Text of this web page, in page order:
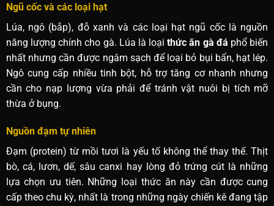
Ngũ cốc và các loại hạt
Lúa, ngô (bắp), đỗ xanh và các loại hạt ngũ cốc là nguồn
năng lượng chính cho gà. Lúa là loạithức ăn gà đá phổ biến
nhất nhưng cần được ngâm sạch để loại bỏ bụi bẩn, hạt lép.
Ngô cung cấp nhiều tinh bột, hỗ trợ tăng cơ nhanh nhưng
cần cho nạp lượng vừa phải để tránh vật nuôi bị tích mỡ
thừa ở bụng.
Nguồn đạm tự nhiên
Đạm (protein) từ mồi tươi là yếu tố không thể thay thế. Thịt
bò, cá, lươn, dế, sâu canxi hay lòng đỏ trứng cút là những
lựa chọn ưu tiên. Những loại thức ăn này cần được cung
cấp theo chu kỳ, nhất là trong những ngày chiến kê đang tập